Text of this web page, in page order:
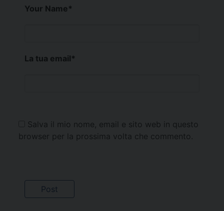
Your Name*
La tua email*
Salva il mio nome, email e sito web in questo
browser per la prossima volta che commento.